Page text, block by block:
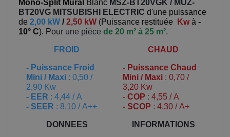
Mono-Split Mural Blanc MSZ-BT20VGK / MUZ-
BT20VG MITSUBISHI ELECTRIC d'une puissance
de 2,00 kW /2,50 kW (Puissance restituée Kwà -
10° C). Pour une pièce de 20 m² à 25 m².
FROID
- Puissance Froid
Mini / Maxi : 0,50 /
2,90 Kw
- EER : 4,44 / A
- SEER : 8,10 / A++
CHAUD
- Puissance Chaud
Mini / Maxi : 0,70 /
3,20 Kw
- COP : 4,55 / A
- SCOP : 4,30 / A+
DONNEES INFORMATIONS